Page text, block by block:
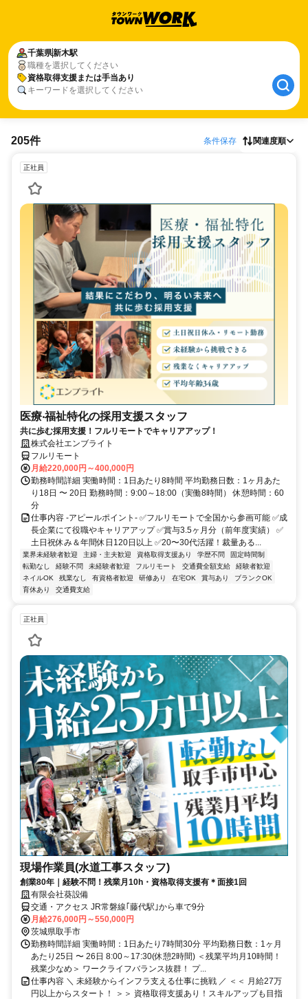
千葉県新木駅
職種を選択してください
資格取得支援または手当あり
キーワードを選択してください
205件 条件保存 関連度順
正社員
医療‧福祉特化の採用支援スタッフ
共に歩む採用支援！フルリモートでキャリアアップ！
株式会社エンブライト
フルリモート
月給220,000円～400,000円
勤務時間詳細 実働時間：1日あたり8時間 平均勤務日数：1ヶ月あた
り18日 〜 20日 勤務時間：9:00～18:00（実働8時間） 休憩時間：60
分
仕事内容 -アピールポイント- ✅フルリモートで全国から参画可能 ✅成
長企業にて役職やキャリアアップ ✅賞与3.5ヶ月分（前年度実績） ✅
土日祝休み＆年間休日120日以上 ✅20〜30代活躍！裁量ある...
業界未経験者歓迎 主婦・主夫歓迎 資格取得支援あり 学歴不問
固定時間制
転勤なし
経験不問 未経験者歓迎 フルリモート 交通費全額支給
経験者歓迎
ネイルOK
残業なし 有資格者歓迎 研修あり 在宅OK 賞与あり
ブランクOK
育休あり
交通費支給
正社員
現場作業員(水道工事スタッフ)
創業80年｜経験不問！残業月10h・資格取得支援有＊面接1回
有限会社葵設備
交通・アクセス JR常磐線｢藤代駅｣から車で9分
月給276,000円～550,000円
茨城県取手市
勤務時間詳細 実働時間：1日あたり7時間30分 平均勤務日数：1ヶ月
あたり25日 〜 26日 8:00～17:30(休憩2時間) ＜残業平均月10時間！
残業少なめ＞ ワークライフバランス抜群！ プ...
仕事内容 ＼ 未経験からインフラ支える仕事に挑戦 ／ ＜＜ 月給27万
円以上からスタート！ ＞＞ 資格取得支援あり！スキルアップも目指